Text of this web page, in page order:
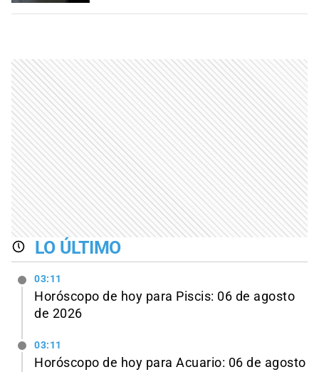
LO ÚLTIMO
03:11
Horóscopo de hoy para Piscis: 06 de agosto
de 2026
03:11
Horóscopo de hoy para Acuario: 06 de agosto